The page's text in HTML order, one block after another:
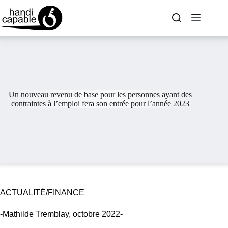
Un nouveau revenu de base pour les personnes ayant des
contraintes à l’emploi fera son entrée pour l’année 2023
ACTUALITÉ/FINANCE
-Mathilde Tremblay, octobre 2022-